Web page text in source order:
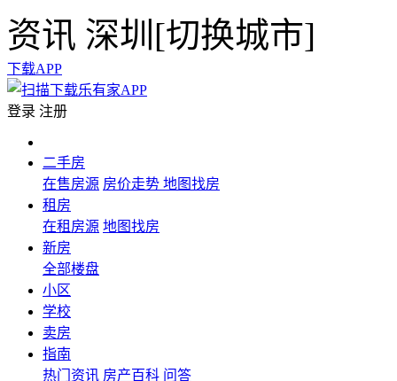
资讯 深圳[切换城市]
下载APP
登录 注册
二手房
在售房源 房价走势 地图找房
租房
在租房源 地图找房
新房
全部楼盘
小区
学校
卖房
指南
热门资讯 房产百科 问答